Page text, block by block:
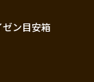
ン目安箱